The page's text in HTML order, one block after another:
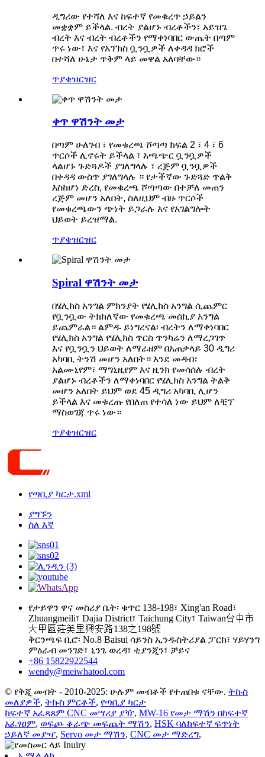
ዲግሪው የተሻለ እና ከፍተኛ የመቁረጥ ኃይልን
መቋቋም ይችላል. ብረት ያልሆኑ ብረቶችን፣ አይዝጌ
ብረት እና ብረት ብረቶችን የማቀነባበር ውጤት በጣም
ጥሩ ነው፣ እና የአፕክስ ቧንቧዎች ለቀዳዳ ክሮች
በተሻለ ሁኔታ ጥቅም ላይ መዋል አለባቸው።
ጥያቄዝርዝር
ቀጥ ዋሽንት መታ
በጣም ሁለገብ ፣ የመቁረጫ ሾጣጣ ክፍል 2 ፣ 4 ፣ 6
ጥርሶች ሊኖሩት ይችላል ፣ አጫጭር ቧንቧዎች
ላልሆኑ ጉድጓዶች ያገለግላሉ ፣ ረጅም ቧንቧዎች
በቀዳዳ ውስጥ ያገለግላሉ ። የታችኛው ጉድጓድ ጥልቅ
እስከሆነ ድረስ, የመቁረጫ ሾጣጣው በተቻለ መጠን
ረጅም መሆን አለበት, ስለዚህም ብዙ ጥርሶች
የመቁረጫውን ጭነት ይጋራሉ እና የአገልግሎት
ህይወት ይረዝማል.
ጥያቄዝርዝር
Spiral ዋሽንት መታ
በሄሊክስ አንግል ምክንያት የሄሊክስ አንግል ሲጨምር
የቧንቧው ትክክለኛው የመቁረጫ መሰኪያ አንግል
ይጨምራል። ልምዱ ይነግረናል፡ ብረትን ለማቀነባበር
የሄሊክስ አንግል የሄሊክስ ጥርስ ጥንካሬን ለማረጋገጥ
እና የቧንቧን ህይወት ለማራዘም በአጠቃላይ 30 ዲግሪ
አካባቢ ትንሽ መሆን አለበት። እንደ መዳብ፣
አልሙኒየም፣ ማግኒዚየም እና ዚንክ የመሳሰሉ ብረት
ያልሆኑ ብረቶችን ለማቀነባበር የሄሊክስ አንግል ትልቅ
መሆን አለበት ይህም ወደ 45 ዲግሪ አካባቢ ሊሆን
ይችላል እና መቁረጡ የበለጠ የተሳለ ነው ይህም ለቺፕ
ማስወገጃ ጥሩ ነው።
ጥያቄዝርዝር
የጣቢያ ካርታ.xml
ያግኙን
ስለ እኛ
የታይዋን ዋና መስሪያ ቤት፡ ቁጥር 138-198፣ Xing'an Road፣
Zhuangmeili፣ Dajia District፣ Taichung City፣ Taiwan台中市
大甲區莊美里興安路138之198號
ቅርንጫፍ ቢሮ፡ No.8 Baisui ሳይንስ ኢንዱስትሪያል ፓርክ፣ ሃይሃንግ
ምዕራብ መንገድ፣ ኒንጌ ወረዳ፣ ቲያንጂን፣ ቻይና
+86 15822922544
wendy@meiwhatool.com
© የቅጂ መብት - 2010-2025: ሁሉም መብቶች የተጠበቁ ናቸው. ትኩስ
መለያዎች, ትኩስ ምርቶች, የጣቢያ ካርታ
ከፍተኛ አፈጻጸም CNC መሣሪያ ያዥ, MW-16 የመታ ማሽን በከፍተኛ
አፈፃፀም, ወፍጮ ቆራጭ መፍጨት ማሽን, HSK ባለከፍተኛ ፍጥነት
ኃይለኛ መያዣ, Servo መታ ማሽን, CNC መታ ማድረግ,